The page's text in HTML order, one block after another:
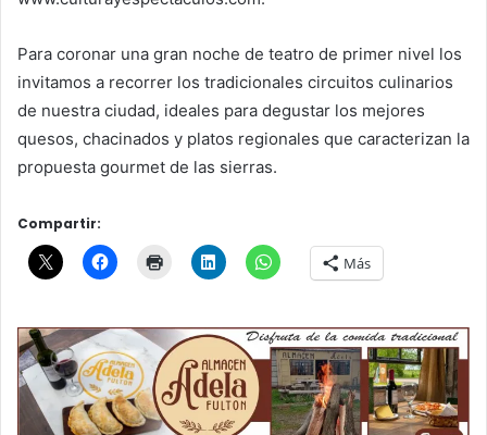
Para coronar una gran noche de teatro de primer nivel los
invitamos a recorrer los tradicionales circuitos culinarios
de nuestra ciudad, ideales para degustar los mejores
quesos, chacinados y platos regionales que caracterizan la
propuesta gourmet de las sierras.
Compartir:
Más